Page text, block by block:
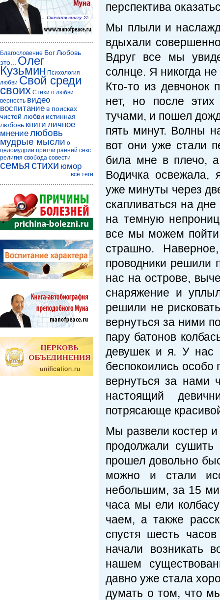
перспектива
Мы плыли и
вдыхали
Вдруг все мы
солнце. Я никогда
Кто-то из девчонок
нет, но после этих
тучами, и пошел
пять минут. Волны
вот они уже стали
била мне в плечо,
Водичка освежала,
уже минуты через
скапливаться на
на темную
все мы можем
страшно.
проводники решили
нас на острове,
снаряжение и
решили не
вернуться за ними
пару батонов
девушек и я. У нас
беспокоились особо
вернуться за нами
настоящий
потрясающе
Мы развели костер
продолжали сушить
прошел довольно
можно и стали
небольшим, за 15
часа мы ели
чаем, а также
спустя шесть
начали возникать
нашем
давно уже стала
думать о том, что
Благословение БогЛюбовь
это...
Олег
Кузьмин Психология
любви Свой среди
своих Стихи о любви
верность видео
воспитание в поисках
чистой любви истинная
любовь книги личное
мнениелюбовь
мудрые мысли о
целомудрии притчи ранний секс
религия свобода совести
семья стихи юмор
все теги